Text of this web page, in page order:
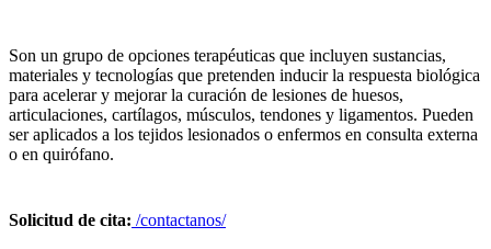
Son un grupo de opciones terapéuticas que incluyen sustancias,
materiales y tecnologías que pretenden inducir la respuesta biológica
para acelerar y mejorar la curación de lesiones de huesos,
articulaciones, cartílagos, músculos, tendones y ligamentos. Pueden
ser aplicados a los tejidos lesionados o enfermos en consulta externa
o en quirófano.
Solicitud de cita: /contactanos/